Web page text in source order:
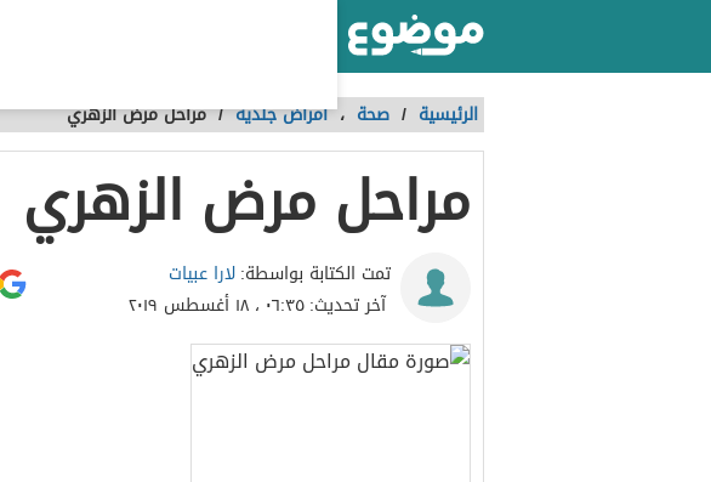
الرئيسية / صحة ،أمراض جلدية /مراحل مرض الزهري
مراحل مرض الزهري
تمت الكتابة بواسطة:لارا عبيات
آخر تحديث:٠٦:٣٥ ، ١٨ أغسطس ٢٠١٩